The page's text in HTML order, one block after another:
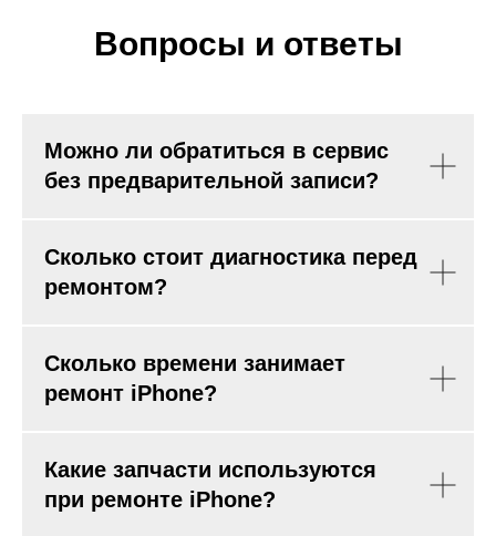
Вопросы и ответы
Можно ли обратиться в сервис
без предварительной записи?
Сколько стоит диагностика перед
ремонтом?
Сколько времени занимает
ремонт iPhone?
Какие запчасти используются
при ремонте iPhone?